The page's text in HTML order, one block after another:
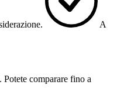
A
comparare fino a